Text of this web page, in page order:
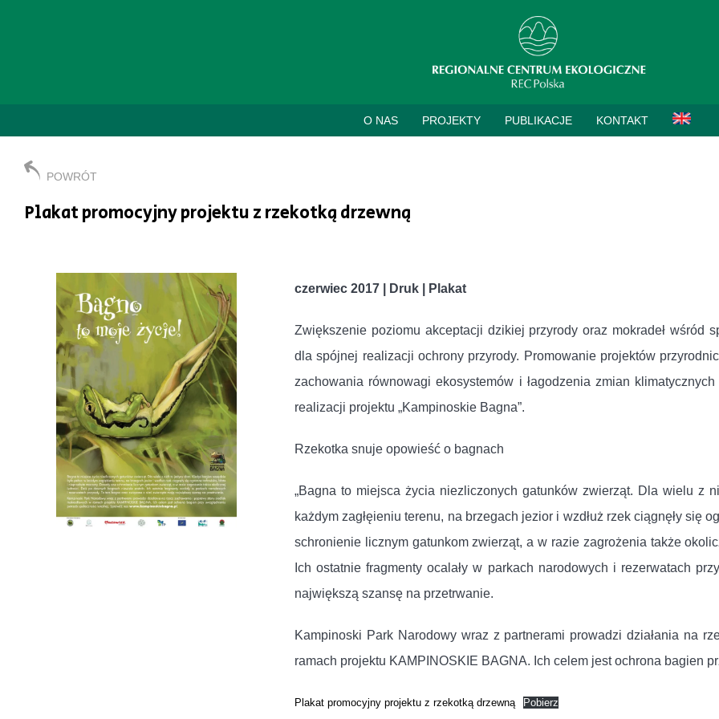
O NAS PROJEKTY PUBLIKACJE KONTAKT
POWRÓT
Plakat promocyjny projektu z rzekotką drzewną
czerwiec 2017 | Druk | Plakat
Zwiększenie poziomu akceptacji dzikiej przyrody oraz mokradeł wśród
dla spójnej realizacji ochrony przyrody. Promowanie projektów
zachowania równowagi ekosystemów i łagodzenia zmian
realizacji projektu „Kampinoskie Bagna”.
Rzekotka snuje opowieść o bagnach
„Bagna to miejsca życia niezliczonych gatunków zwierząt. Dla wielu z
każdym zagłęieniu terenu, na brzegach jezior i wzdłuż rzek ciągnęły się
schronienie licznym gatunkom zwierząt, a w razie zagrożenia także
Ich ostatnie fragmenty ocalały w parkach narodowych i rezerwatach
największą szansę na przetrwanie.
Kampinoski Park Narodowy wraz z partnerami prowadzi działania na
ramach projektu KAMPINOSKIE BAGNA. Ich celem jest ochrona bagien
Plakat promocyjny projektu z rzekotką drzewną Pobierz